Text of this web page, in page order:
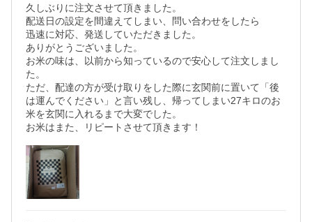
久しぶりに注文させて頂きました。
配送日の設定を間違えてしまい、問い合わせをしたら
迅速に対応、発送していただきました。
ありがとうございました。
お米の味は、以前から知っているので安心して注文しまし
た。
ただ、配達の方が受け取りをした際に玄関前に置いて「後
は運んでください」と言い残し、帰ってしまい27キロのお
米を玄関に入れるまで大変でした。
お米はまた、リピートさせて頂きます！